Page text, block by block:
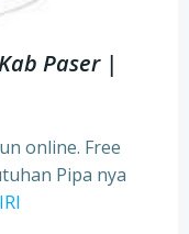
Paser |
online. Free
Pipa nya